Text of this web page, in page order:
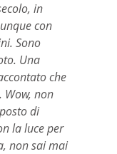
in
con
Sono
Una
che
Wow, non
di
la luce per
non sai mai